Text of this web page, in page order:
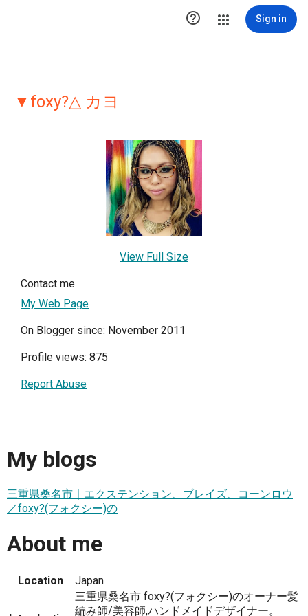
 Sign in
▼foxy?△ カヨ
View Full Size
Contact me
My Web Page
On Blogger since: November 2011
Profile views: 875
Report Abuse
My blogs
三重県桑名市｜エクステンション、ブレイズ、コーンロウ
／foxy?(フォクシー)の
About me
Location Japan
三重県桑名市 foxy?(フォクシー)のオーナー髪
編み師/美容師,ハンドメイドデザイナー。